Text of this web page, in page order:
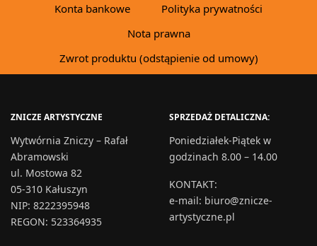
Konta bankowe
Polityka prywatności
Nota prawna
Zwrot produktu (odstąpienie od umowy)
ZNICZE ARTYSTYCZNE
Wytwórnia Zniczy – Rafał
Abramowski
ul. Mostowa 82
05-310 Kałuszyn
NIP: 8222395948
REGON: 523364935
SPRZEDAŻ DETALICZNA:
Poniedziałek-Piątek w
godzinach 8.00 – 14.00
KONTAKT:
e-mail: biuro@znicze-
artystyczne.pl